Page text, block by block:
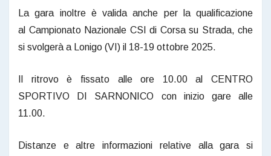
La gara inoltre è valida anche per la qualificazione
al Campionato Nazionale CSI di Corsa su Strada, che
si svolgerà a Lonigo (VI) il 18-19 ottobre 2025.
Il ritrovo è fissato alle ore 10.00 al CENTRO
SPORTIVO DI SARNONICO con inizio gare alle
11.00.
Distanze e altre informazioni relative alla gara si